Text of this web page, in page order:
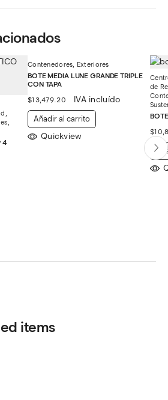
,
,
4
Contenedores, Exteriores
BOTE MEDIA LUNE GRANDE TRIPLE
CON TAPA
$13,479.20 IVA incluído
Añadir al carrito
Quickview
de
$
items